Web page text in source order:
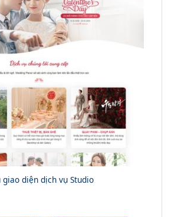
giao diện dịch vụ Studio